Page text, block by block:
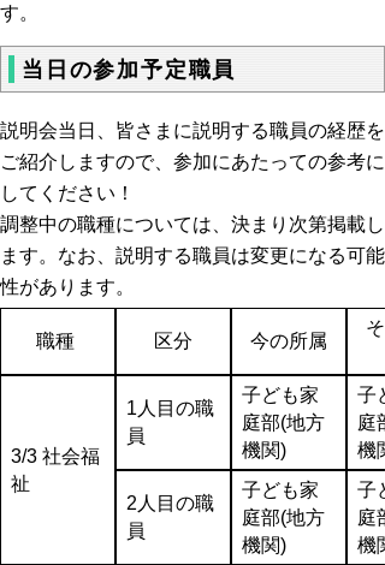
す。
当日の参加予定職員
説明会当日、皆さまに説明する職員の経歴を
ご紹介しますので、参加にあたっての参考に
してください！
調整中の職種については、決まり次第掲載し
ます。なお、説明する職員は変更になる可能
性があります。
職種 区分 今の所属
3/3 社会福
祉
1人目の職
員
子ども家
庭部(地方
機関)
子
庭
機
2人目の職
員
子ども家
庭部(地方
機関)
子
庭
機